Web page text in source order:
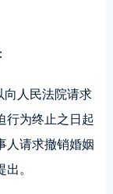
向人民法院请求
行为终止之日起
人请求撤销婚姻
。